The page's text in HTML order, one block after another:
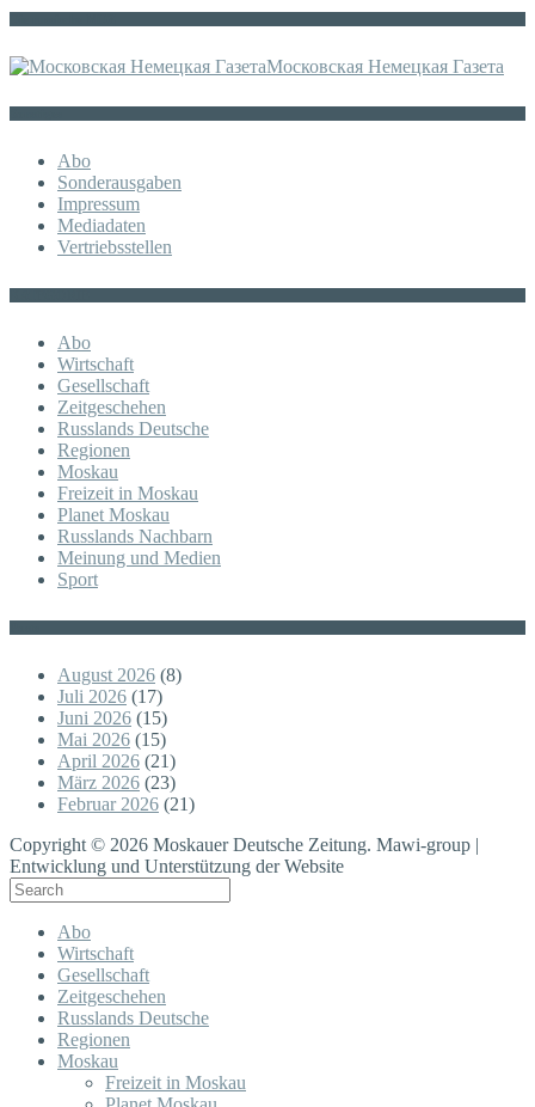
Московская Немецкая Газета
Abo
Sonderausgaben
Impressum
Mediadaten
Vertriebsstellen
Abo
Wirtschaft
Gesellschaft
Zeitgeschehen
Russlands Deutsche
Regionen
Moskau
Freizeit in Moskau
Planet Moskau
Russlands Nachbarn
Meinung und Medien
Sport
August 2026 (8)
Juli 2026 (17)
Juni 2026 (15)
Mai 2026 (15)
April 2026 (21)
März 2026 (23)
Februar 2026 (21)
Copyright © 2026 Moskauer Deutsche Zeitung. Mawi-group |
Entwicklung und Unterstützung der Website
Abo
Wirtschaft
Gesellschaft
Zeitgeschehen
Russlands Deutsche
Regionen
Moskau
Freizeit in Moskau